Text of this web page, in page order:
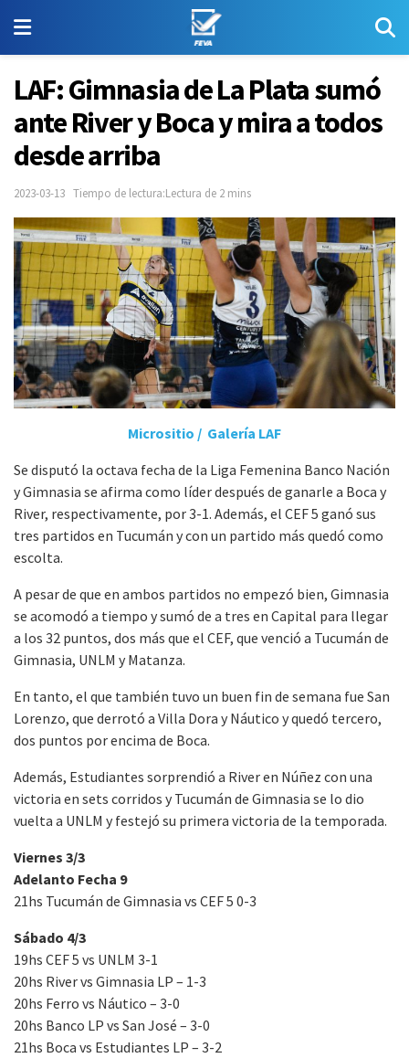
LAF: Gimnasia de La Plata sumó
ante River y Boca y mira a todos
desde arriba
2023-03-13 Tiempo de lectura:Lectura de 2 mins
Micrositio / Galería LAF
Se disputó la octava fecha de la Liga Femenina Banco Nación
y Gimnasia se afirma como líder después de ganarle a Boca y
River, respectivamente, por 3-1. Además, el CEF 5 ganó sus
tres partidos en Tucumán y con un partido más quedó como
escolta.
A pesar de que en ambos partidos no empezó bien, Gimnasia
se acomodó a tiempo y sumó de a tres en Capital para llegar
a los 32 puntos, dos más que el CEF, que venció a Tucumán de
Gimnasia, UNLM y Matanza.
En tanto, el que también tuvo un buen fin de semana fue San
Lorenzo, que derrotó a Villa Dora y Náutico y quedó tercero,
dos puntos por encima de Boca.
Además, Estudiantes sorprendió a River en Núñez con una
victoria en sets corridos y Tucumán de Gimnasia se lo dio
vuelta a UNLM y festejó su primera victoria de la temporada.
Viernes 3/3
Adelanto Fecha 9
21hs Tucumán de Gimnasia vs CEF 5 0-3
Sábado 4/3
19hs CEF 5 vs UNLM 3-1
20hs River vs Gimnasia LP – 1-3
20hs Ferro vs Náutico – 3-0
20hs Banco LP vs San José – 3-0
21hs Boca vs Estudiantes LP – 3-2